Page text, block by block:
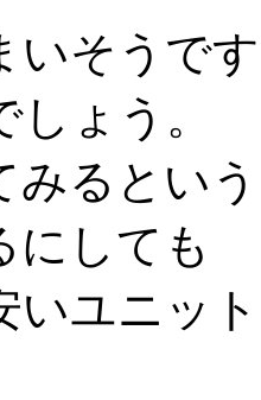
いそうで
ょう。
みるとい
にしても
いユニッ